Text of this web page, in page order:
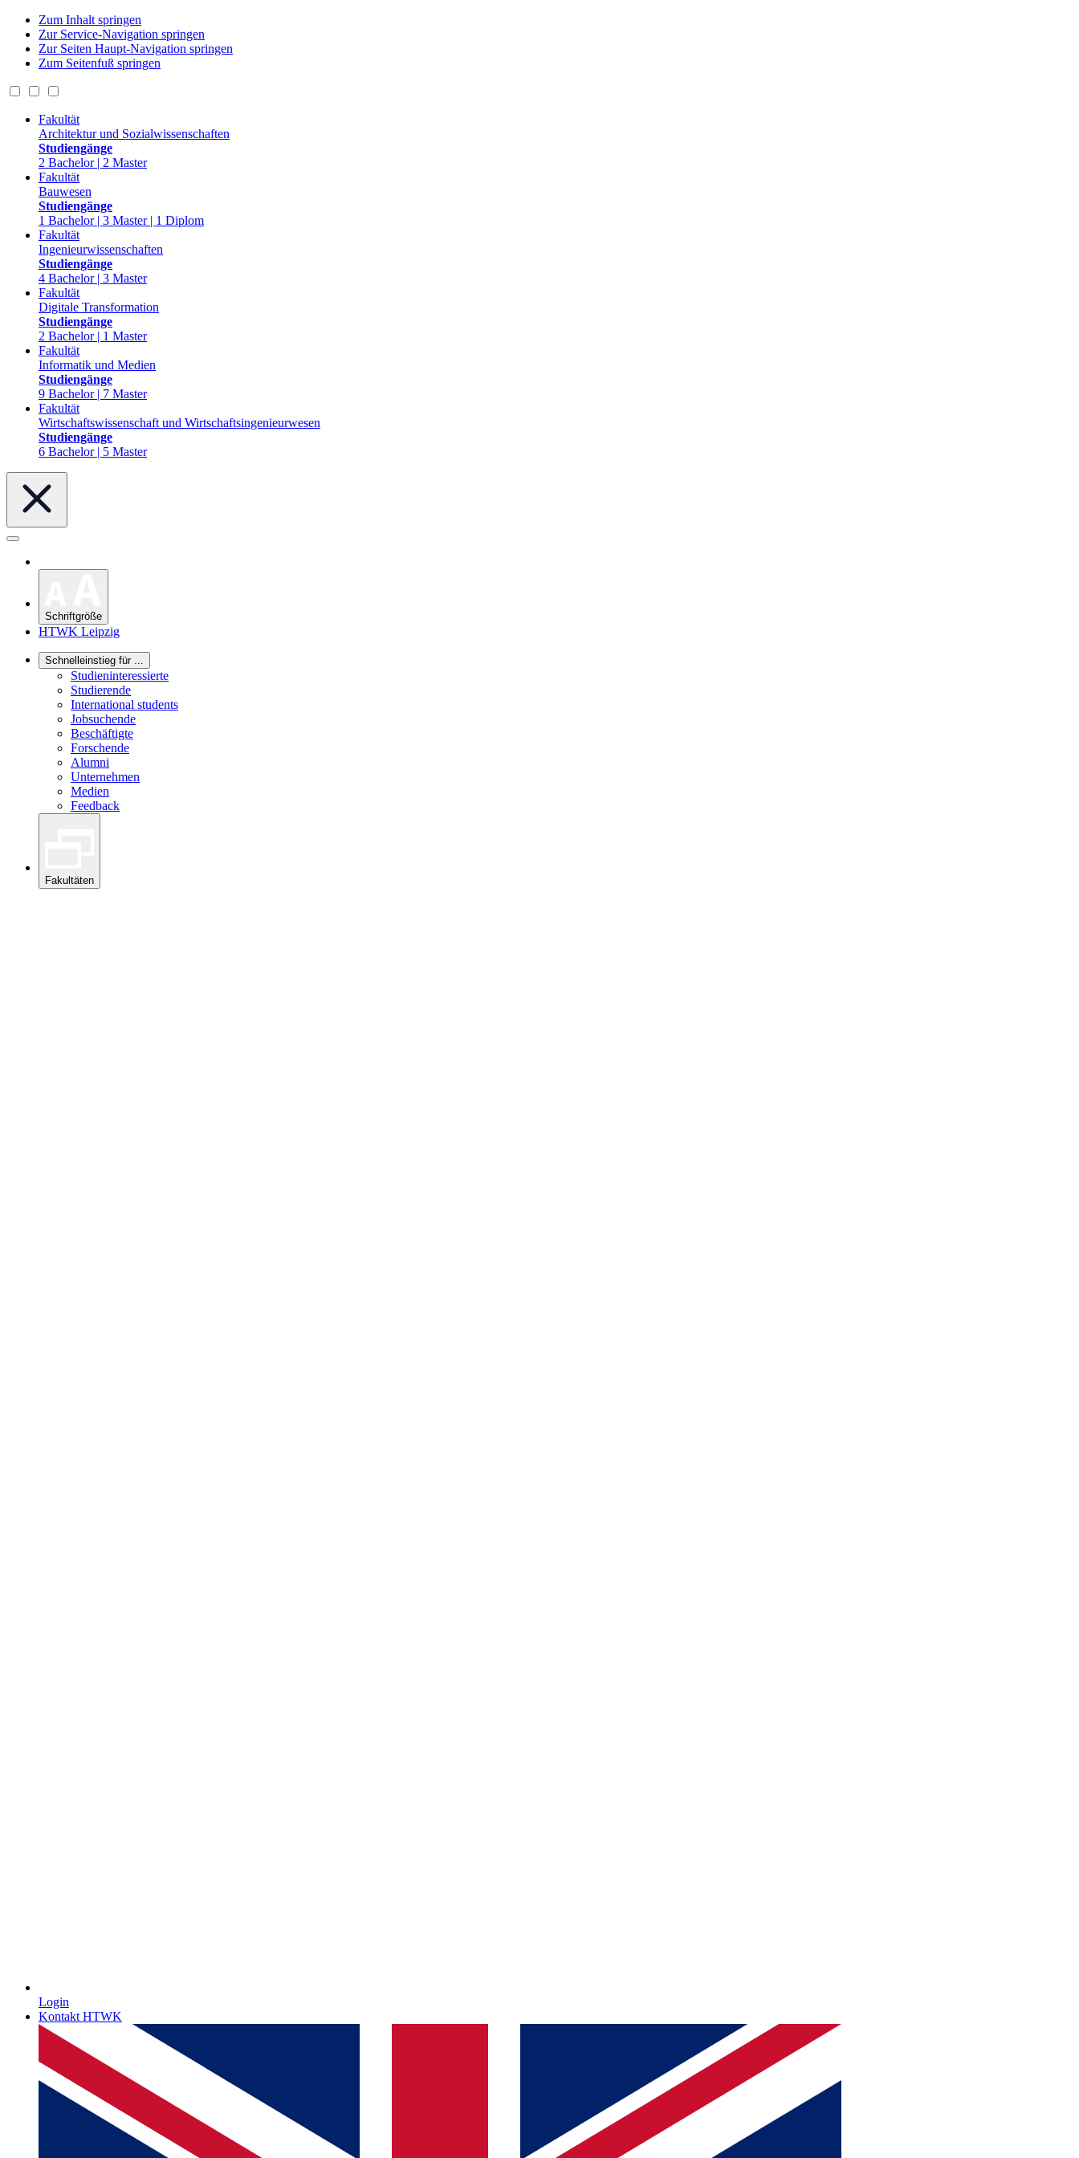
Zum Inhalt springen
Zur Service-Navigation springen
Zur Seiten Haupt-Navigation springen
Zum Seitenfuß springen
Fakultät
Architektur und Sozialwissenschaften
Studiengänge
2 Bachelor | 2 Master
Fakultät
Bauwesen
Studiengänge
1 Bachelor | 3 Master | 1 Diplom
Fakultät
Ingenieurwissenschaften
Studiengänge
4 Bachelor | 3 Master
Fakultät
Digitale Transformation
Studiengänge
2 Bachelor | 1 Master
Fakultät
Informatik und Medien
Studiengänge
9 Bachelor | 7 Master
Fakultät
Wirtschaftswissenschaft und Wirtschaftsingenieurwesen
Studiengänge
6 Bachelor | 5 Master
Schriftgröße
HTWK Leipzig
Schnelleinstieg für ...
Studieninteressierte
Studierende
International students
Jobsuchende
Beschäftigte
Forschende
Alumni
Unternehmen
Medien
Feedback
Fakultäten
Login
Kontakt HTWK